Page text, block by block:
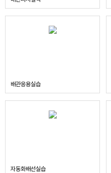
배관응용실습
자동화배선실습